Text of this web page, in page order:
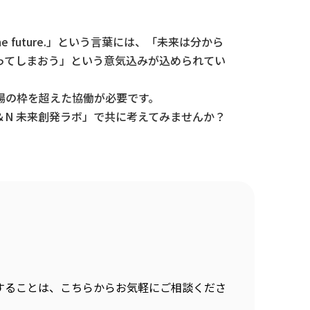
future.」という言葉には、「未来は分から
しまおう」という意気込みが込められてい
枠を超えた協働が必要です。
未来創発ラボ」で共に考えてみませんか？
ことは、こちらからお気軽にご相談くださ